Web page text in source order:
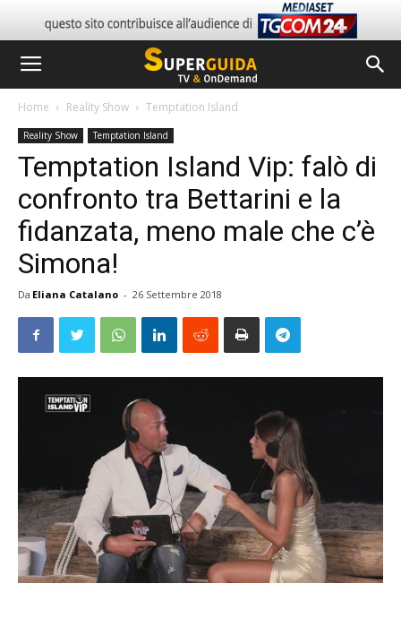
Home Reality Show Temptation Island
Reality Show Temptation Island
Temptation Island Vip: falò di
confronto tra Bettarini e la
fidanzata, meno male che c’è
Simona!
Da Eliana Catalano - 26 Settembre 2018